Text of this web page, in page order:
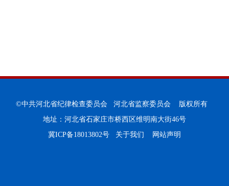
©中共河北省纪律检查委员会 河北省监察委员会 版权所有
地址：河北省石家庄市桥西区维明南大街46号
冀ICP备18013802号
关于我们 网站声明